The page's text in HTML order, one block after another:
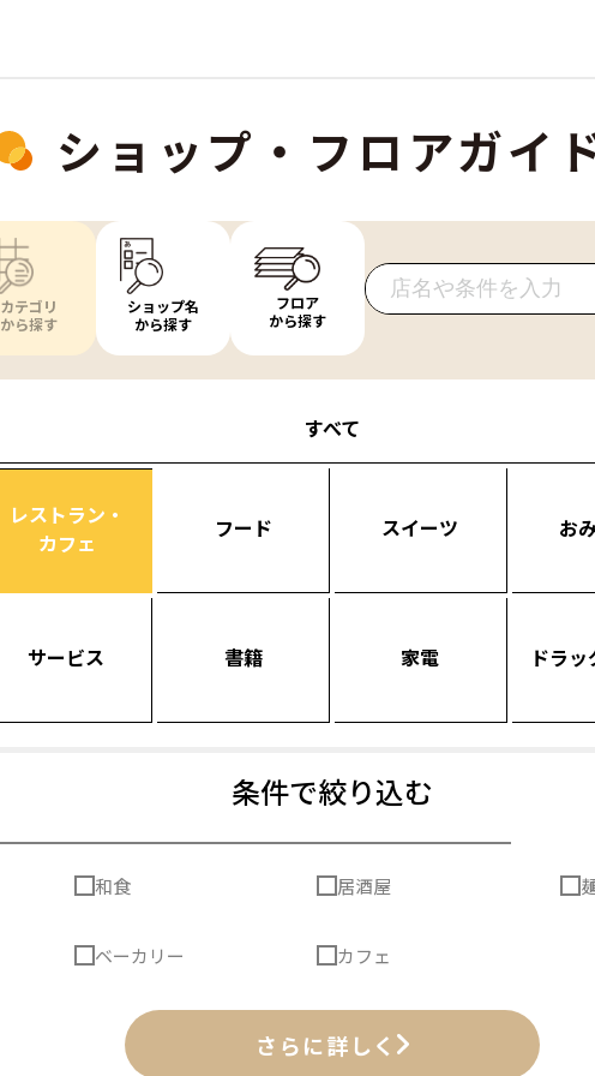
ショップ・フロアガイ
カテゴリ
から探す
ショップ名
から探す
フロア
から探す
すべて
レストラン・
カフェ
フード スイーツ お
サービス 書籍 家電 ドラ
条件で絞り込む
和食 居酒屋
ベーカリー カフェ
さらに詳しく